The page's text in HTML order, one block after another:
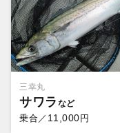
三幸丸
サワラ
乗合／ 11,000円